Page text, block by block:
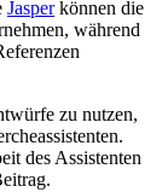
Jasperkönnen die
während
zu nutzen,
des Assistenten